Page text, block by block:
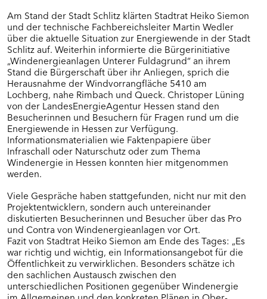
Am Stand der Stadt Schlitz klärten Stadtrat Heiko Siemon
und der technische Fachbereichsleiter Martin Wedler
über die aktuelle Situation zur Energiewende in der Stadt
Schlitz auf. Weiterhin informierte die Bürgerinitiative
„Windenergieanlagen Unterer Fuldagrund“ an ihrem
Stand die Bürgerschaft über ihr Anliegen, sprich die
Herausnahme der Windvorrangfläche 5410 am
Lochberg, nahe Rimbach und Queck. Christoper Lüning
von der LandesEnergieAgentur Hessen stand den
Besucherinnen und Besuchern für Fragen rund um die
Energiewende in Hessen zur Verfügung.
Informationsmaterialien wie Faktenpapiere über
Infraschall oder Naturschutz oder zum Thema
Windenergie in Hessen konnten hier mitgenommen
werden.
Viele Gespräche haben stattgefunden, nicht nur mit den
Projektentwicklern, sondern auch untereinander
diskutierten Besucherinnen und Besucher über das Pro
und Contra von Windenergieanlagen vor Ort.
Fazit von Stadtrat Heiko Siemon am Ende des Tages: „Es
war richtig und wichtig, ein Informationsangebot für die
Öffentlichkeit zu verwirklichen. Besonders schätze ich
den sachlichen Austausch zwischen den
unterschiedlichen Positionen gegenüber Windenergie